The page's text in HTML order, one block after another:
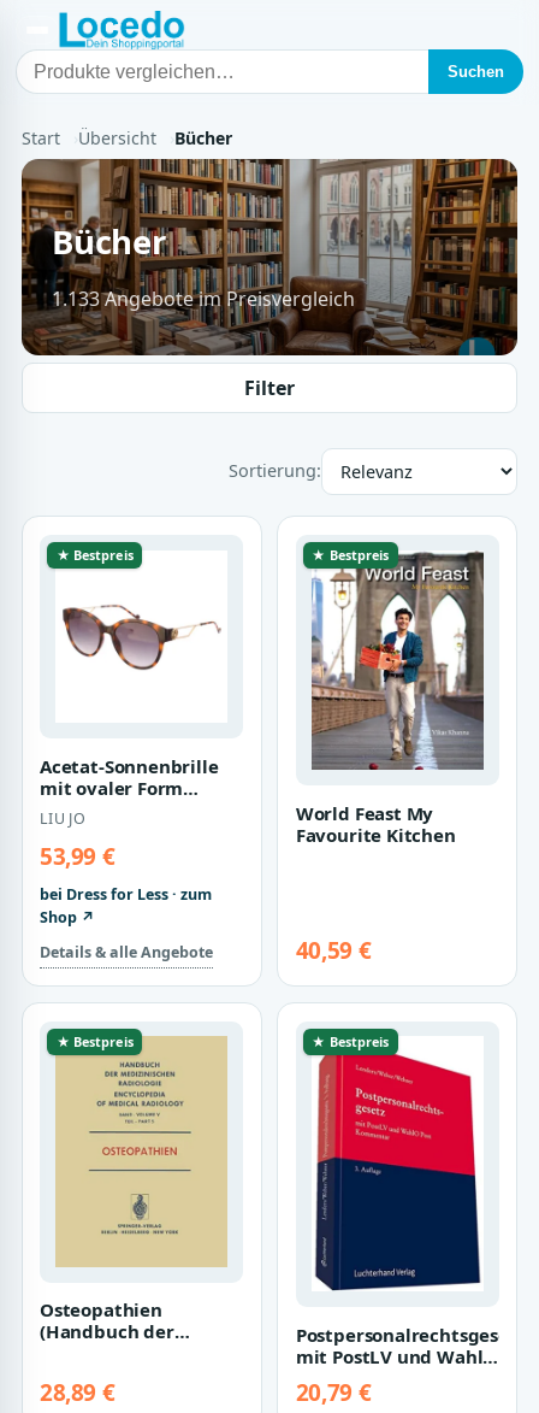
Suchen
Start Übersicht Bücher
Bücher
1.133 Angebote im Preisvergleich
Filter
Sortierung:
★ Bestpreis
Acetat-Sonnenbrille
mit ovaler Form
LJ762SR Damen
LIU JO
53,99 €
bei Dress for Less · zum
Shop ↗
Details & alle Angebote
★ Bestpreis
World Feast My
Favourite Kitchen
40,59 €
★ Bestpreis
Osteopathien
(Handbuch der
Encyclopedia of…
28,89 €
★ Bestpreis
Postpersonalrechtsgesetz:
mit PostLV und WahlO
20,79 €